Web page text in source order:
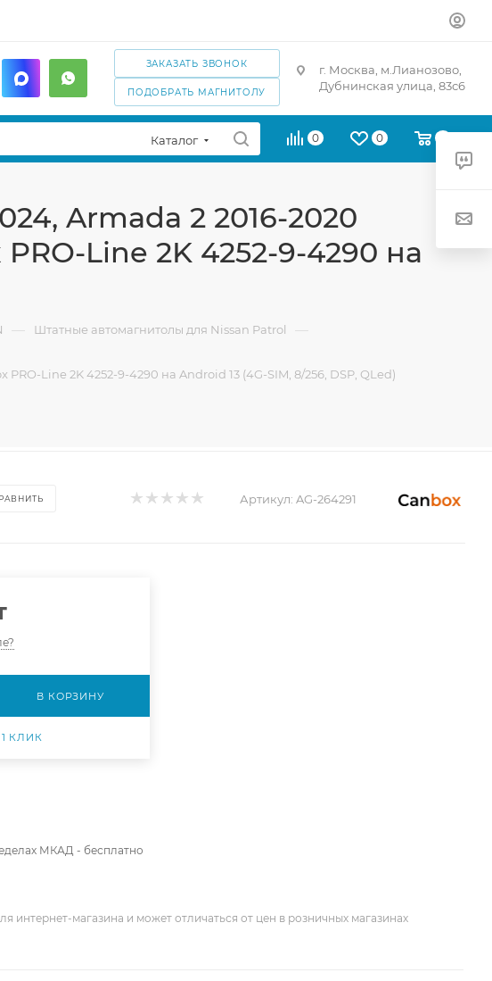
ЗАКАЗАТЬ ЗВОНОК
ПОДОБРАТЬ МАГНИТОЛУ
г. Москва, м.Лианозово,
Дубнинская улица, 83с6
Каталог 0 0
Armada 2 2016-2020
Line 2K 4252-9-4290 на
— Штатные автомагнитолы для Nissan Patrol —
Line 2K 4252-9-4290 на Android 13 (4G-SIM, 8/256, DSP, QLed)
Артикул: AG-264291
В КОРЗИНУ
КЛИК
МКАД - бесплатно
интернет-магазина и может отличаться от цен в розничных магазинах